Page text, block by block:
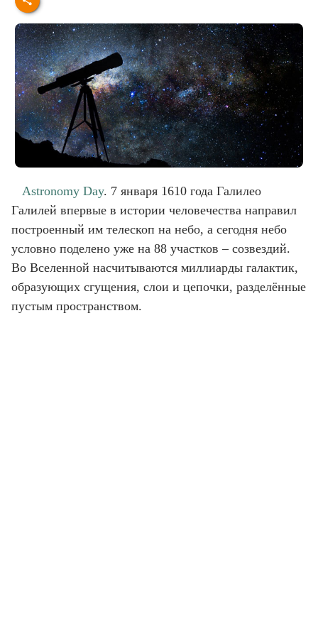
Astronomy Day. 7 января 1610 года Галилео
Галилей впервые в истории человечества направил
построенный им телескоп на небо, а сегодня небо
условно поделено уже на 88 участков – созвездий.
Во Вселенной насчитываются миллиарды галактик,
образующих сгущения, слои и цепочки, разделённые
пустым пространством.